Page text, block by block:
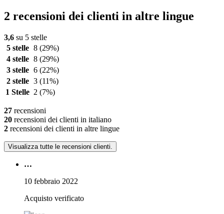
2 recensioni dei clienti in altre lingue
3,6 su 5 stelle
5 stelle 8 (29%)
4 stelle 8 (29%)
3 stelle 6 (22%)
2 stelle 3 (11%)
1 Stelle 2 (7%)
27 recensioni
20 recensioni dei clienti in italiano
2 recensioni dei clienti in altre lingue
Visualizza tutte le recensioni clienti.
…
10 febbraio 2022
Acquisto verificato